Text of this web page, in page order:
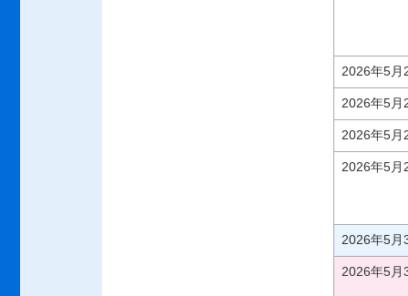
2026年5月
2026年5月
2026年5月
2026年5月
2026年5月
2026年5月